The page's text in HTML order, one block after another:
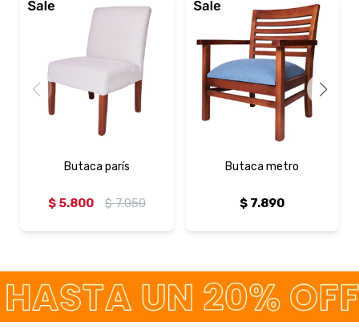
Butaca parís
$ 5.800 $ 7.050
Butaca metro
$ 7.890